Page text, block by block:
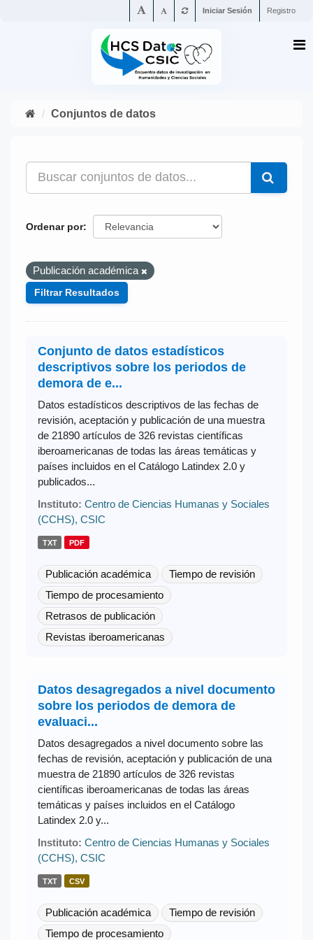
Iniciar Sesión Registro
Conjuntos de datos
Ordenar por
Publicación académica
Filtrar Resultados
Conjunto de datos estadísticos
descriptivos sobre los periodos de
demora de e...
Datos estadísticos descriptivos de las fechas de
revisión, aceptación y publicación de una muestra
de 21890 artículos de 326 revistas científicas
iberoamericanas de todas las áreas temáticas y
países incluidos en el Catálogo Latindex 2.0 y
publicados...
Instituto: Centro de Ciencias Humanas y Sociales
(CCHS), CSIC
TXT PDF
Publicación académica
Tiempo de revisión
Tiempo de procesamiento
Retrasos de publicación
Revistas iberoamericanas
Datos desagregados a nivel documento
sobre los periodos de demora de
evaluaci...
Datos desagregados a nivel documento sobre las
fechas de revisión, aceptación y publicación de una
muestra de 21890 artículos de 326 revistas
científicas iberoamericanas de todas las áreas
temáticas y países incluidos en el Catálogo
Latindex 2.0 y...
Instituto: Centro de Ciencias Humanas y Sociales
(CCHS), CSIC
TXT CSV
Publicación académica
Tiempo de revisión
Tiempo de procesamiento